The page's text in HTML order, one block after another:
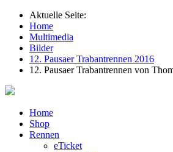
Aktuelle Seite:
Home
Multimedia
Bilder
12. Pausaer Trabantrennen 2016
12. Pausaer Trabantrennen von
Home
Shop
Rennen
eTicket